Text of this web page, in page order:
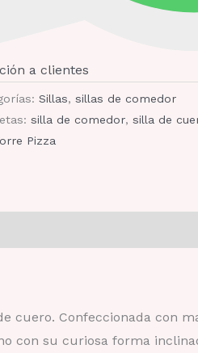
a clientes
Sillas, sillas de comedor
silla de comedor, silla de
Pizza
cuero. Confeccionada con
con su curiosa forma